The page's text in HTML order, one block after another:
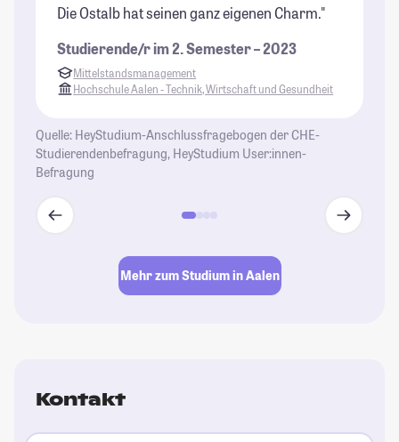
Die Ostalb hat seinen ganz eigenen Charm."
Studierende/r im 2. Semester – 2023
Mittelstandsmanagement
Hochschule Aalen - Technik, Wirtschaft und Gesundheit
Quelle: HeyStudium-Anschlussfragebogen der CHE-
Studierendenbefragung, HeyStudium User:innen-
Befragung
Mehr zum Studium in Aalen
Kontakt